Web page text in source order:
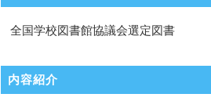
全国学校図書館協議会選定図書
内容紹介